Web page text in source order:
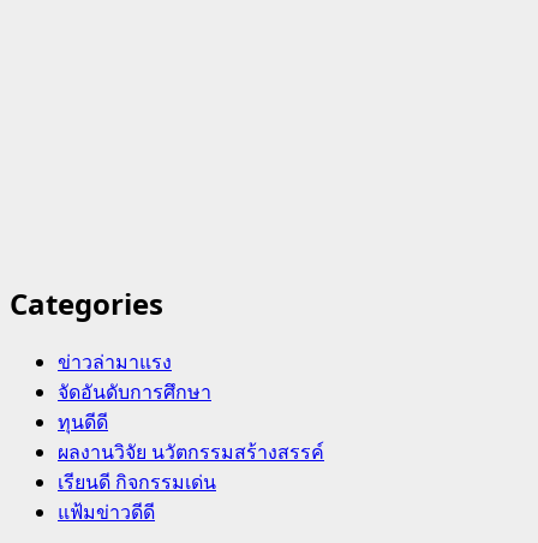
Categories
ข่าวล่ามาแรง
จัดอันดับการศึกษา
ทุนดีดี
ผลงานวิจัย นวัตกรรมสร้างสรรค์
เรียนดี กิจกรรมเด่น
แฟ้มข่าวดีดี